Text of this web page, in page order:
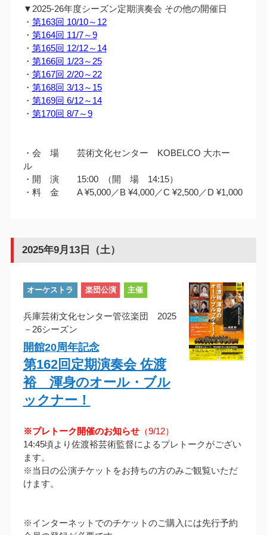
▼2025-26年度シーズン定期演奏会 その他の開催日
・ 第163回 10/10～12
・ 第164回 11/7～9
・ 第165回 12/12～14
・ 第166回 1/23～25
・ 第167回 2/20～22
・ 第168回 3/13～15
・ 第169回 6/12～14
・ 第170回 8/7～9
・会 場 芸術文化センター KOBELCO 大ホー
ル
・開 演 15:00 （開 場 14:15）
・料 金 A ¥5,000／B ¥4,000／C ¥2,500／D ¥1,000
2025年9月13日（土）
オーケストラ 楽団公演 主催
兵庫芸術文化センター管弦楽団 2025
－26シーズン
開館20周年記念
第162回定期演奏会 佐渡
裕 渾身のオール・ブル
ックナー！
※プレトーク開催のお知らせ（9/12）
14:45頃より佐渡裕芸術監督によるプレトークがござい
ます。
※当日の公演チケットをお持ちの方のみご観覧いただ
けます。
※インターネットでのチケットのご購入には先行予約